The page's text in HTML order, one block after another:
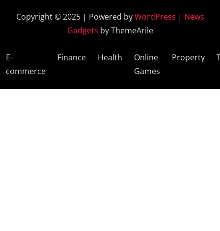
Copyright © 2025 | Powered byWordPress | News
Gadgets by ThemeArile
E-
commerce
Finance Health
Online
Games
Property